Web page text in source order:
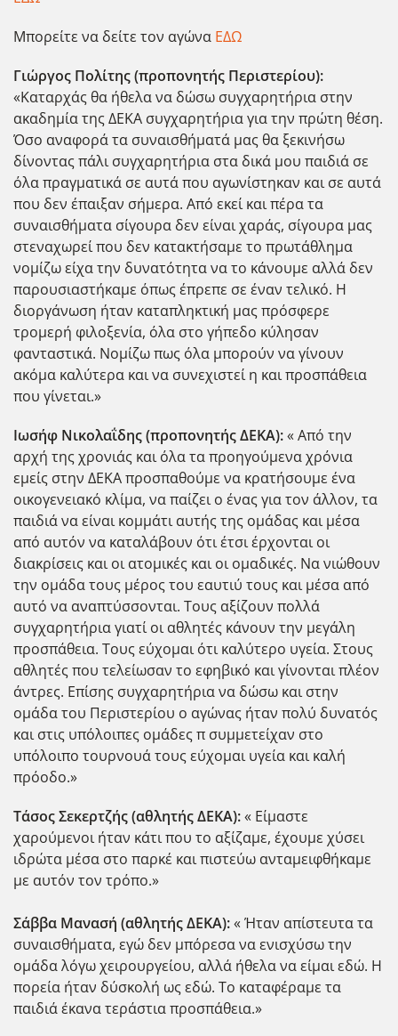
Μπορείτε να δείτε τον αγώνα ΕΔΩ
Γιώργος Πολίτης (προπονητής Περιστερίου):
«Καταρχάς θα ήθελα να δώσω συγχαρητήρια στην
ακαδημία της ΔΕΚΑ συγχαρητήρια για την πρώτη θέση.
Όσο αναφορά τα συναισθήματά μας θα ξεκινήσω
δίνοντας πάλι συγχαρητήρια στα δικά μου παιδιά σε
όλα πραγματικά σε αυτά που αγωνίστηκαν και σε αυτά
που δεν έπαιξαν σήμερα. Από εκεί και πέρα τα
συναισθήματα σίγουρα δεν είναι χαράς, σίγουρα μας
στεναχωρεί που δεν κατακτήσαμε το πρωτάθλημα
νομίζω είχα την δυνατότητα να το κάνουμε αλλά δεν
παρουσιαστήκαμε όπως έπρεπε σε έναν τελικό. Η
διοργάνωση ήταν καταπληκτική μας πρόσφερε
τρομερή φιλοξενία, όλα στο γήπεδο κύλησαν
φανταστικά. Νομίζω πως όλα μπορούν να γίνουν
ακόμα καλύτερα και να συνεχιστεί η και προσπάθεια
που γίνεται.»
Ιωσήφ Νικολαΐδης (προπονητής ΔΕΚΑ):« Από την
αρχή της χρονιάς και όλα τα προηγούμενα χρόνια
εμείς στην ΔΕΚΑ προσπαθούμε να κρατήσουμε ένα
οικογενειακό κλίμα, να παίζει ο ένας για τον άλλον, τα
παιδιά να είναι κομμάτι αυτής της ομάδας και μέσα
από αυτόν να καταλάβουν ότι έτσι έρχονται οι
διακρίσεις και οι ατομικές και οι ομαδικές. Να νιώθουν
την ομάδα τους μέρος του εαυτιύ τους και μέσα από
αυτό να αναπτύσσονται. Τους αξίζουν πολλά
συγχαρητήρια γιατί οι αθλητές κάνουν την μεγάλη
προσπάθεια. Τους εύχομαι ότι καλύτερο υγεία. Στους
αθλητές που τελείωσαν το εφηβικό και γίνονται πλέον
άντρες. Επίσης συγχαρητήρια να δώσω και στην
ομάδα του Περιστερίου ο αγώνας ήταν πολύ δυνατός
και στις υπόλοιπες ομάδες π συμμετείχαν στο
υπόλοιπο τουρνουά τους εύχομαι υγεία και καλή
πρόοδο.»
Τάσος Σεκερτζής (αθλητής ΔΕΚΑ):« Είμαστε
χαρούμενοι ήταν κάτι που το αξίζαμε, έχουμε χύσει
ιδρώτα μέσα στο παρκέ και πιστεύω ανταμειφθήκαμε
με αυτόν τον τρόπο.»
Σάββα Μανασή (αθλητής ΔΕΚΑ):« Ήταν απίστευτα τα
συναισθήματα, εγώ δεν μπόρεσα να ενισχύσω την
ομάδα λόγω χειρουργείου, αλλά ήθελα να είμαι εδώ. Η
πορεία ήταν δύσκολή ως εδώ. Το καταφέραμε τα
παιδιά έκανα τεράστια προσπάθεια.»